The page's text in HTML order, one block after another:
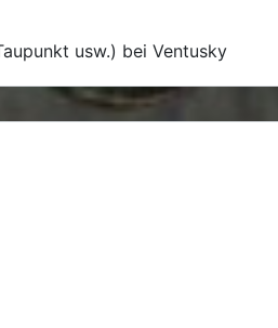
usw.) bei Ventusky